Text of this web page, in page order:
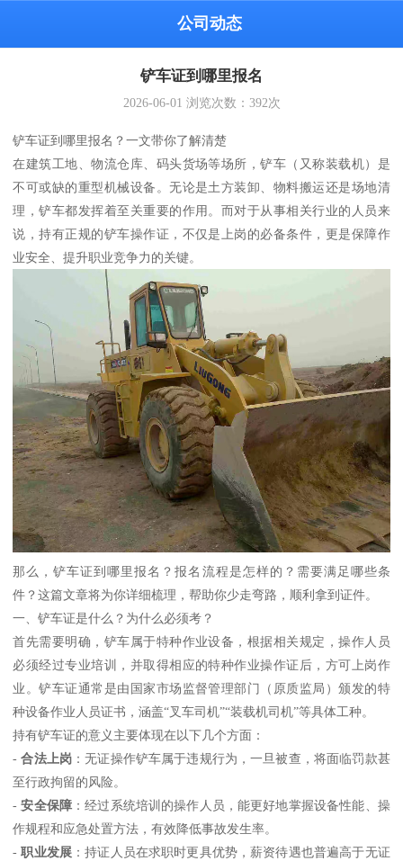
公司动态
铲车证到哪里报名
2026-06-01 浏览次数： 392次
铲车证到哪里报名？一文带你了解清楚
在建筑工地、物流仓库、码头货场等场所，铲车（又称装载机）是
不可或缺的重型机械设备。无论是土方装卸、物料搬运还是场地清
理，铲车都发挥着至关重要的作用。而对于从事相关行业的人员来
说，持有正规的铲车操作证，不仅是上岗的必备条件，更是保障作
业安全、提升职业竞争力的关键。
那么，铲车证到哪里报名？报名流程是怎样的？需要满足哪些条
件？这篇文章将为你详细梳理，帮助你少走弯路，顺利拿到证件。
一、铲车证是什么？为什么必须考？
首先需要明确，铲车属于特种作业设备，根据相关规定，操作人员
必须经过专业培训，并取得相应的特种作业操作证后，方可上岗作
业。铲车证通常是由国家市场监督管理部门（原质监局）颁发的特
种设备作业人员证书，涵盖“叉车司机”“装载机司机”等具体工种。
持有铲车证的意义主要体现在以下几个方面：
-合法上岗 ：无证操作铲车属于违规行为，一旦被查，将面临罚款甚
至行政拘留的风险。
-安全保障 ：经过系统培训的操作人员，能更好地掌握设备性能、操
作规程和应急处置方法，有效降低事故发生率。
-职业发展 ：持证人员在求职时更具优势，薪资待遇也普遍高于无证